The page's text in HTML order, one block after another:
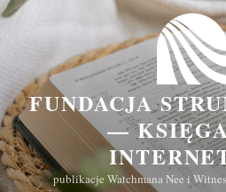
Przeskocz
treści
FUNDACJA
—
publikacje Watchmana Nee i